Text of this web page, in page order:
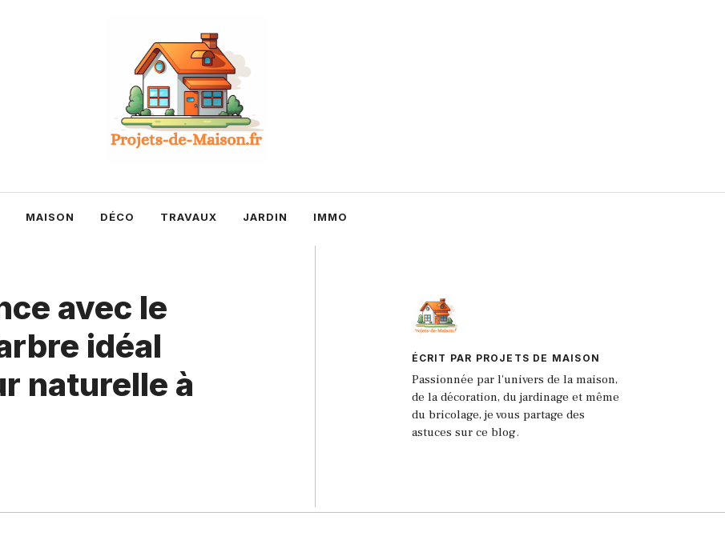
MAISON DÉCO TRAVAUX JARDIN IMMO
avec le
idéal
naturelle à
ÉCRIT PAR PROJETS DE MAISON
Passionnée par l'univers de la maison,
de la décoration, du jardinage et même
du bricolage, je vous partage des
astuces sur ce blog.